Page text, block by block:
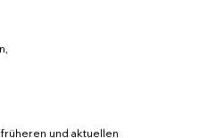
und aktuellen